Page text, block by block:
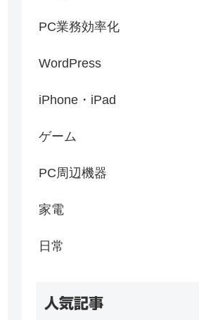
PC業務効率化
WordPress
iPhone・iPad
ゲーム
PC周辺機器
家電
日常
人気記事